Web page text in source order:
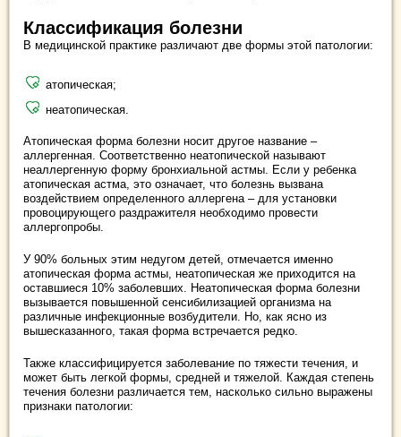
Классификация болезни
В медицинской практике различают две формы этой патологии:
атопическая;
неатопическая.
Атопическая форма болезни носит другое название –
аллергенная. Соответственно неатопической называют
неаллергенную форму бронхиальной астмы. Если у ребенка
атопическая астма, это означает, что болезнь вызвана
воздействием определенного аллергена – для установки
провоцирующего раздражителя необходимо провести
аллергопробы.
У 90% больных этим недугом детей, отмечается именно
атопическая форма астмы, неатопическая же приходится на
оставшиеся 10% заболевших. Неатопическая форма болезни
вызывается повышенной сенсибилизацией организма на
различные инфекционные возбудители. Но, как ясно из
вышесказанного, такая форма встречается редко.
Также классифицируется заболевание по тяжести течения, и
может быть легкой формы, средней и тяжелой. Каждая степень
течения болезни различается тем, насколько сильно выражены
признаки патологии: